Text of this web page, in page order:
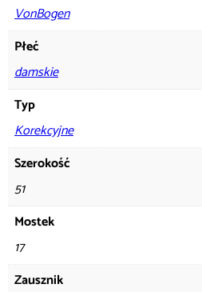
VonBogen
Płeć
damskie
Typ
Korekcyjne
Szerokość
51
Mostek
17
Zausznik